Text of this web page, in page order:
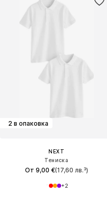
2 в опаковка
NEXT
Тениска
От 9,00 €(17,60 лв.³)
+2